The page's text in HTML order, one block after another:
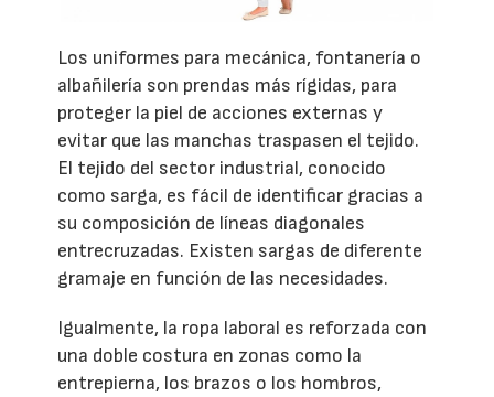
Los uniformes para mecánica, fontanería o
albañilería son prendas más rígidas, para
proteger la piel de acciones externas y
evitar que las manchas traspasen el tejido.
El tejido del sector industrial, conocido
como sarga, es fácil de identificar gracias a
su composición de líneas diagonales
entrecruzadas. Existen sargas de diferente
gramaje en función de las necesidades.
Igualmente, la ropa laboral es reforzada con
una doble costura en zonas como la
entrepierna, los brazos o los hombros,